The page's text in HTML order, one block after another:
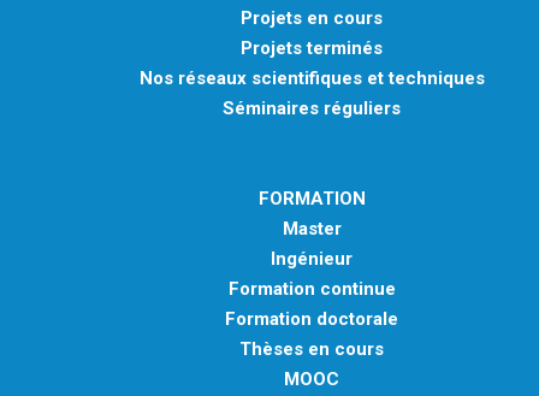
Projets en cours
Projets terminés
Nos réseaux scientifiques et techniques
Séminaires réguliers
FORMATION
Master
Ingénieur
Formation continue
Formation doctorale
Thèses en cours
MOOC